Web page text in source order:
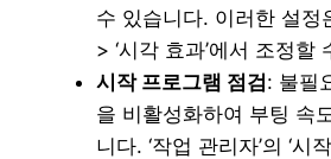
수 있습니다. 이러한 설정
> ‘시각 효과’에서 조정할
시작 프로그램 점검: 불필
을 비활성화하여 부팅 속
니다. ‘작업 관리자’의 ‘시